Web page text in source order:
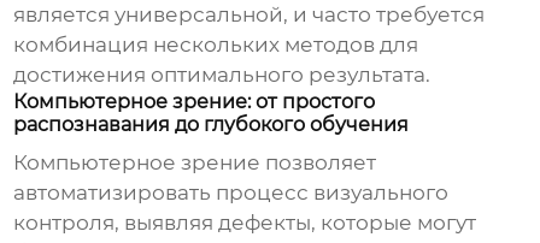
является универсальной, и часто требуется
комбинация нескольких методов для
достижения оптимального результата.
Компьютерное зрение: от простого
распознавания до глубокого обучения
Компьютерное зрение позволяет
автоматизировать процесс визуального
контроля, выявляя дефекты, которые могут